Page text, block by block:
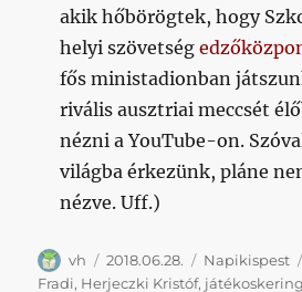
akik hőbörögtek, hogy
helyi szövetség
fős ministadionban
rivális ausztriai meccsét
nézni a YouTube-on.
világba érkezünk, pláne
nézve. Uff.)
Szerző
vh Közzétéve
2018.06.28. Kategória
Napikispest
Fradi, Herjeczki Kristóf,